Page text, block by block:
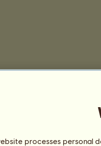
processes personal